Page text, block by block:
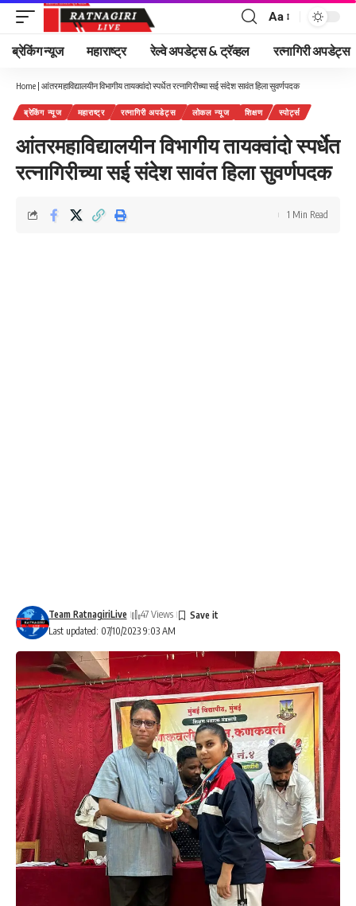
Font
Resizer
Aa
ब्रेकिंग न्यूज महाराष्ट्र रेल्वे अपडेट्स & ट्रॅव्हल रत्नागिरी अपडेट्स
Home | आंतरमहाविद्यालयीन विभागीय तायक्वांदो स्पर्धेत रत्नागिरीच्या सई संदेश सावंत हिला सुवर्णपदक
ब्रेकिंग न्यूज महाराष्ट्र रत्नागिरी अपडेट्स लोकल न्यूज शिक्षण स्पोर्ट्स
आंतरमहाविद्यालयीन विभागीय तायक्वांदो स्पर्धेत
रत्नागिरीच्या सई संदेश सावंत हिला सुवर्णपदक
Last updated: 07/10/2023 9:03 AM
Team RatnagiriLive 47 Views
1 Min Read